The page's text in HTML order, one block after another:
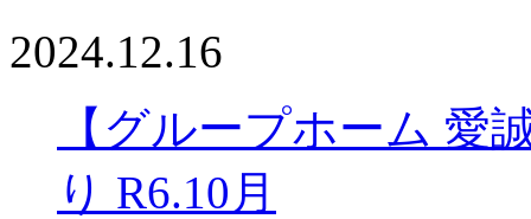
2024.12.16
【グループホーム 愛
り R6.10月